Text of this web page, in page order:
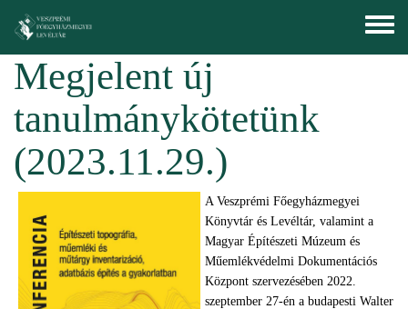
Toggle
menu
Megjelent új
tanulmánykötetünk
(2023.11.29.)
A Veszprémi Főegyházmegyei
Könyvtár és Levéltár, valamint a
Magyar Építészeti Múzeum és
Műemlékvédelmi Dokumentációs
Központ szervezésében 2022.
szeptember 27-én a budapesti Walter